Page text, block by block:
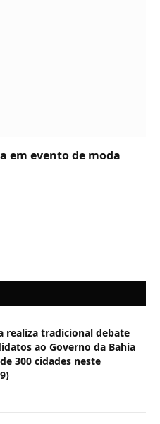
em evento de moda
realiza tradicional debate
ao Governo da Bahia
300 cidades neste